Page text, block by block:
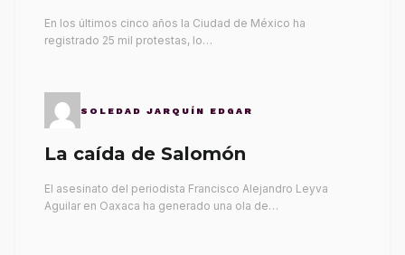
En los últimos cinco años la Ciudad de México ha
registrado 25 mil protestas, lo…
SOLEDAD JARQUÍN EDGAR
La caída de Salomón
El asesinato del periodista Francisco Alejandro Leyva
Aguilar en Oaxaca ha generado una ola de…